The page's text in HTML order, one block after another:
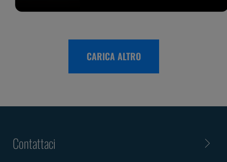
CARICA ALTRO
Contattaci